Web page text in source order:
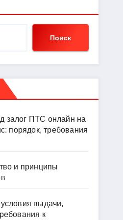
Поиск
залог ПТС онлайн на
порядок, требования
и принципы
выдачи,
к